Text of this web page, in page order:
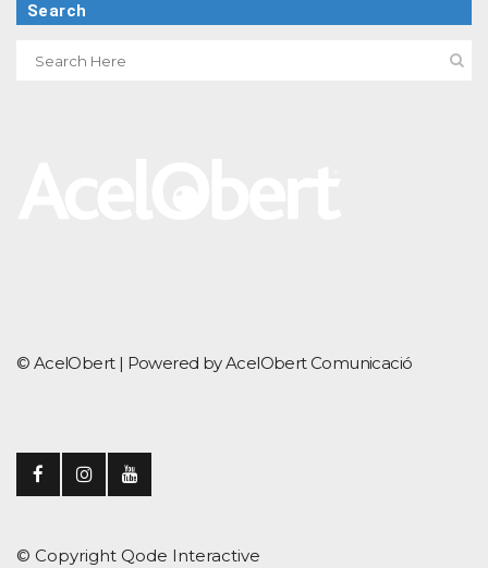
Search
© AcelObert | Powered by AcelObert Comunicació
© Copyright Qode Interactive